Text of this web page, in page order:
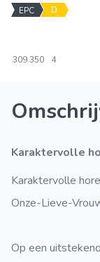
EPC D
309 350 4
Karaktervolle
Karaktervolle
Onze-Lieve-
Op een